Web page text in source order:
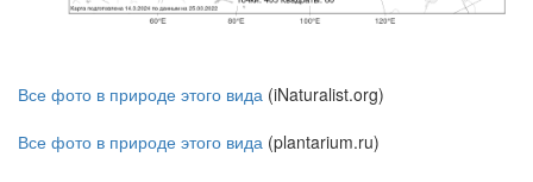
Все фото в природе этого вида (iNaturalist.org)
Все фото в природе этого вида (plantarium.ru)